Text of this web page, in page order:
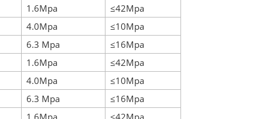
1.6Mpa
≤42Mpa
4.0Mpa ≤10Mpa
6.3 Mpa
≤16Mpa
1.6Mpa
≤42Mpa
4.0Mpa ≤10Mpa
6.3 Mpa
≤16Mpa